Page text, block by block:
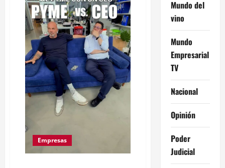
del
ritmo
que
las
exportaciones
Empresas
Mundo del
vino
Mundo
Empresarial
TV
Nacional
Opinión
Poder
Judicial